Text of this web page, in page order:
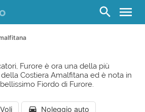
search menu
Furore è ora una della più
Costiera Amalfitana ed è nota in
Fiordo di Furore.
Voli Noleggio auto